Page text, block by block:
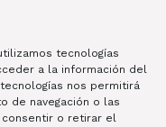
tecnologías
a la información del
nos permitirá
de navegación o las
consentir o retirar el
aquí